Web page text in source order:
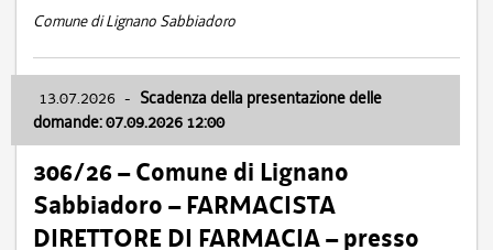
Comune di Lignano Sabbiadoro
13.07.2026 - Scadenza della presentazione delle
domande: 07.09.2026 12:00
306/26 – Comune di Lignano
Sabbiadoro – FARMACISTA
DIRETTORE DI FARMACIA – presso